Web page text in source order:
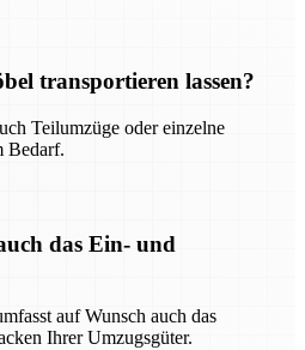
transportieren lassen?
Teilumzüge oder einzelne
Bedarf.
das Ein- und
auf Wunsch auch das
Ihrer Umzugsgüter.